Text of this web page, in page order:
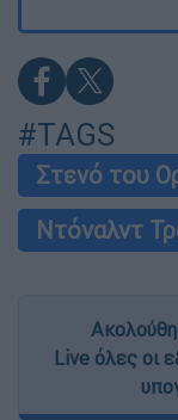
#TAGS
Στενό του
Ντόναλντ
Live όλες οι